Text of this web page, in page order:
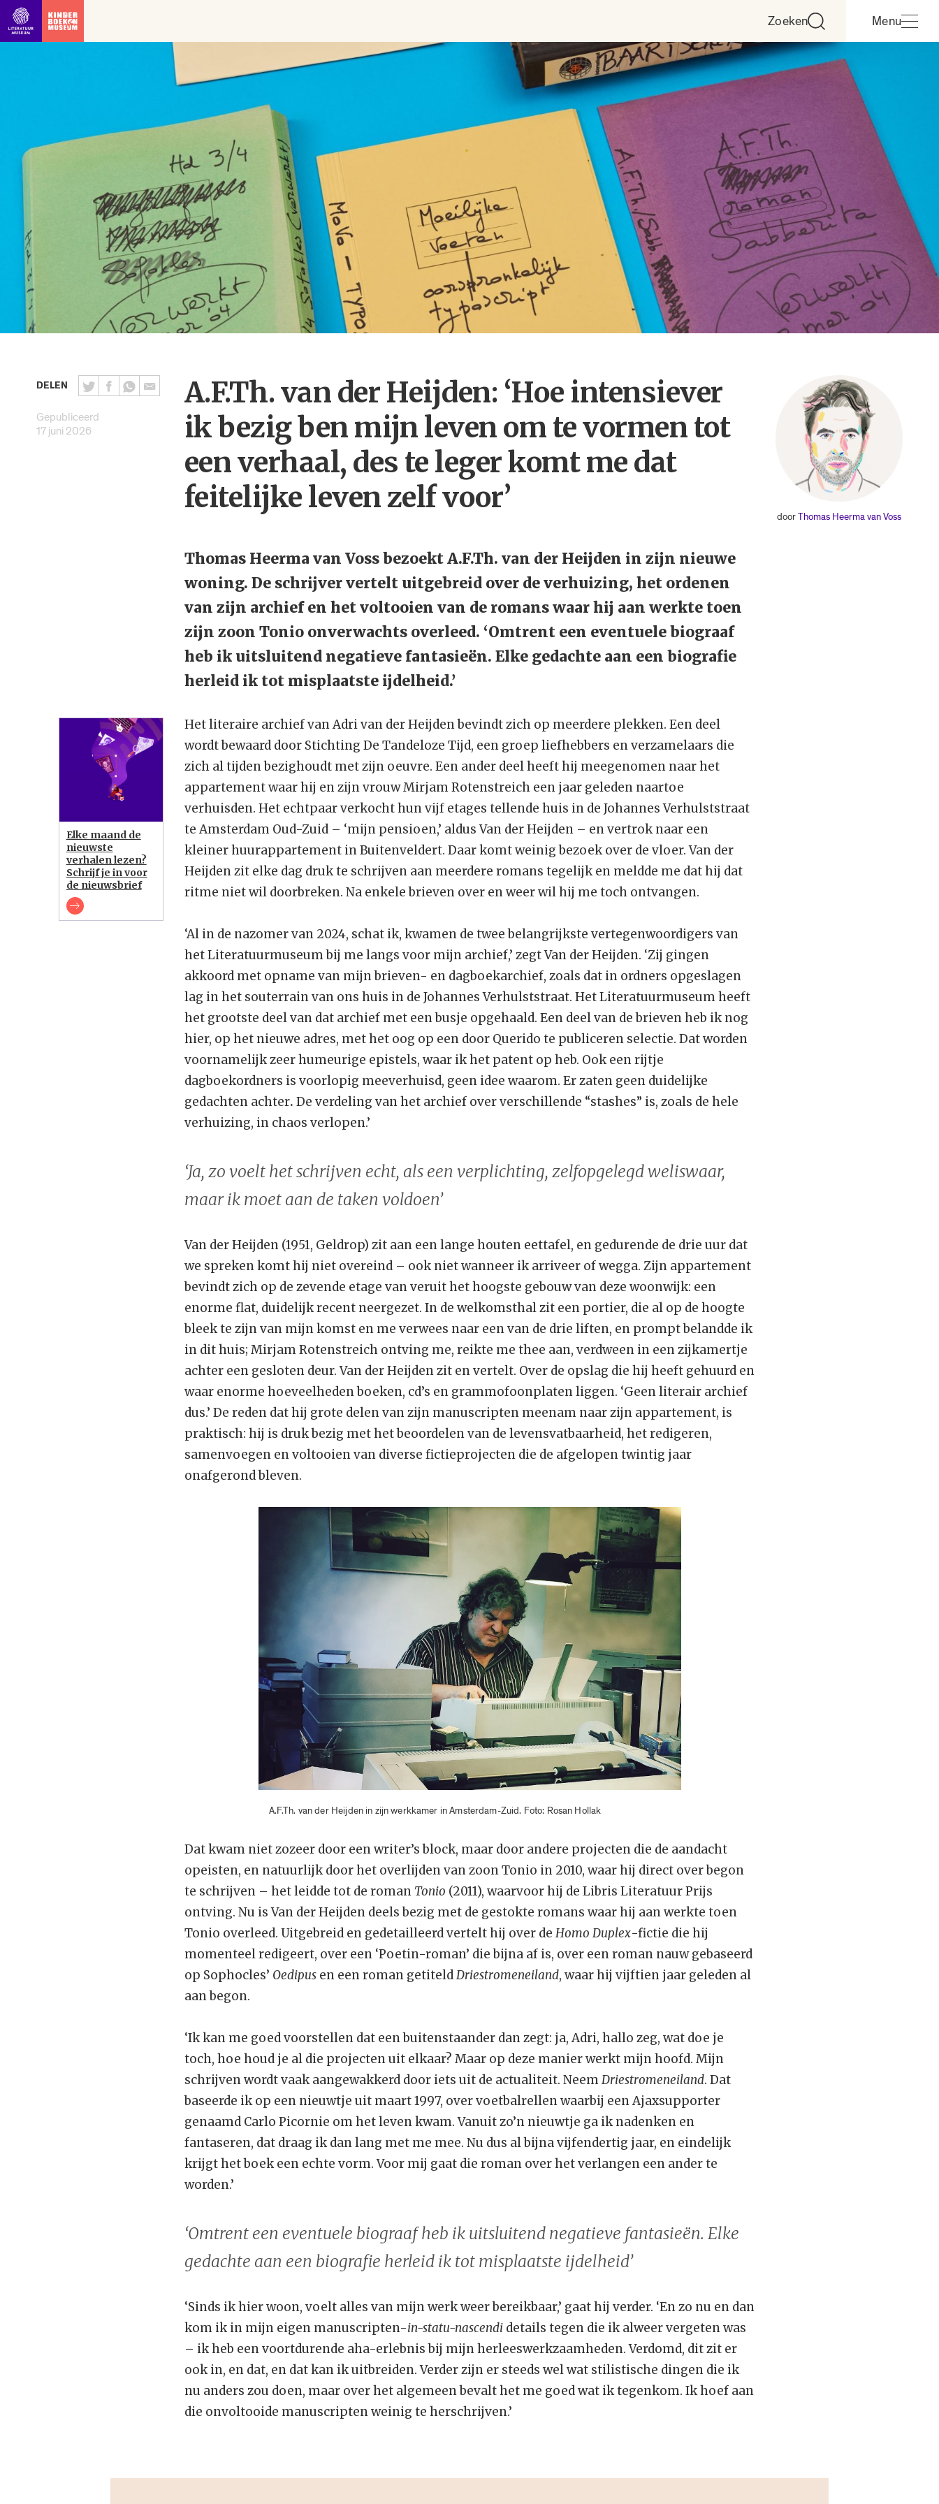
Ga direct naar inhoud Zoeken Menu
DELEN
Gepubliceerd
17 juni 2026
A.F.Th. van der Heijden: ‘Hoe intensiever
ik bezig ben mijn leven om te vormen tot
een verhaal, des te leger komt me dat
feitelijke leven zelf voor’
Thomas Heerma van Voss bezoekt A.F.Th. van der Heijden in zijn nieuwe
woning. De schrijver vertelt uitgebreid over de verhuizing, het ordenen
van zijn archief en het voltooien van de romans waar hij aan werkte toen
zijn zoon Tonio onverwachts overleed. ‘Omtrent een eventuele biograaf
heb ik uitsluitend negatieve fantasieën. Elke gedachte aan een biografie
herleid ik tot misplaatste ijdelheid.’
doorThomas Heerma van Voss
Elke maand de
nieuwste
verhalen lezen?
Schrijf je in voor
de nieuwsbrief
Het literaire archief van Adri van der Heijden bevindt zich op meerdere plekken. Een deel
wordt bewaard door Stichting De Tandeloze Tijd, een groep liefhebbers en verzamelaars die
zich al tijden bezighoudt met zijn oeuvre. Een ander deel heeft hij meegenomen naar het
appartement waar hij en zijn vrouw Mirjam Rotenstreich een jaar geleden naartoe
verhuisden. Het echtpaar verkocht hun vijf etages tellende huis in de Johannes Verhulststraat
te Amsterdam Oud-Zuid – ‘mijn pensioen,’ aldus Van der Heijden – en vertrok naar een
kleiner huurappartement in Buitenveldert. Daar komt weinig bezoek over de vloer. Van der
Heijden zit elke dag druk te schrijven aan meerdere romans tegelijk en meldde me dat hij dat
ritme niet wil doorbreken. Na enkele brieven over en weer wil hij me toch ontvangen.
‘Al in de nazomer van 2024, schat ik, kwamen de twee belangrijkste vertegenwoordigers van
het Literatuurmuseum bij me langs voor mijn archief,’ zegt Van der Heijden. ‘Zij gingen
akkoord met opname van mijn brieven- en dagboekarchief, zoals dat in ordners opgeslagen
lag in het souterrain van ons huis in de Johannes Verhulststraat. Het Literatuurmuseum heeft
het grootste deel van dat archief met een busje opgehaald. Een deel van de brieven heb ik nog
hier, op het nieuwe adres, met het oog op een door Querido te publiceren selectie. Dat worden
voornamelijk zeer humeurige epistels, waar ik het patent op heb. Ook een rijtje
dagboekordners is voorlopig meeverhuisd, geen idee waarom. Er zaten geen duidelijke
gedachten achter. De verdeling van het archief over verschillende “stashes” is, zoals de hele
verhuizing, in chaos verlopen.’
‘Ja, zo voelt het schrijven echt, als een verplichting, zelfopgelegd weliswaar,
maar ik moet aan de taken voldoen’
Van der Heijden (1951, Geldrop) zit aan een lange houten eettafel, en gedurende de drie uur dat
we spreken komt hij niet overeind – ook niet wanneer ik arriveer of wegga. Zijn appartement
bevindt zich op de zevende etage van veruit het hoogste gebouw van deze woonwijk: een
enorme flat, duidelijk recent neergezet. In de welkomsthal zit een portier, die al op de hoogte
bleek te zijn van mijn komst en me verwees naar een van de drie liften, en prompt belandde ik
in dit huis; Mirjam Rotenstreich ontving me, reikte me thee aan, verdween in een zijkamertje
achter een gesloten deur. Van der Heijden zit en vertelt. Over de opslag die hij heeft gehuurd en
waar enorme hoeveelheden boeken, cd’s en grammofoonplaten liggen. ‘Geen literair archief
dus.’ De reden dat hij grote delen van zijn manuscripten meenam naar zijn appartement, is
praktisch: hij is druk bezig met het beoordelen van de levensvatbaarheid, het redigeren,
samenvoegen en voltooien van diverse fictieprojecten die de afgelopen twintig jaar
onafgerond bleven.
A.F.Th. van der Heijden in zijn werkkamer in Amsterdam-Zuid. Foto: Rosan Hollak
Dat kwam niet zozeer door een writer’s block, maar door andere projecten die de aandacht
opeisten, en natuurlijk door het overlijden van zoon Tonio in 2010, waar hij direct over begon
te schrijven – het leidde tot de roman Tonio (2011), waarvoor hij de Libris Literatuur Prijs
ontving. Nu is Van der Heijden deels bezig met de gestokte romans waar hij aan werkte toen
Tonio overleed. Uitgebreid en gedetailleerd vertelt hij over de Homo Duplex-fictie die hij
momenteel redigeert, over een ‘Poetin-roman’ die bijna af is, over een roman nauw gebaseerd
op Sophocles’ Oedipusen een roman getiteldDriestromeneiland, waar hij vijftien jaar geleden al
aan begon.
‘Ik kan me goed voorstellen dat een buitenstaander dan zegt: ja, Adri, hallo zeg, wat doe je
toch, hoe houd je al die projecten uit elkaar? Maar op deze manier werkt mijn hoofd. Mijn
schrijven wordt vaak aangewakkerd door iets uit de actualiteit. NeemDriestromeneiland. Dat
baseerde ik op een nieuwtje uit maart 1997, over voetbalrellen waarbij een Ajaxsupporter
genaamd Carlo Picornie om het leven kwam. Vanuit zo’n nieuwtje ga ik nadenken en
fantaseren, dat draag ik dan lang met me mee. Nu dus al bijna vijfendertig jaar, en eindelijk
krijgt het boek een echte vorm. Voor mij gaat die roman over het verlangen een ander te
worden.’
‘Omtrent een eventuele biograaf heb ik uitsluitend negatieve fantasieën. Elke
gedachte aan een biografie herleid ik tot misplaatste ijdelheid’
‘Sinds ik hier woon, voelt alles van mijn werk weer bereikbaar,’ gaat hij verder. ‘En zo nu en dan
kom ik in mijn eigen manuscripten-in-statu-nascendidetails tegen die ik alweer vergeten was
– ik heb een voortdurende aha-erlebnis bij mijn herleeswerkzaamheden. Verdomd, dit zit er
ook in, en dat, en dat kan ik uitbreiden. Verder zijn er steeds wel wat stilistische dingen die ik
nu anders zou doen, maar over het algemeen bevalt het me goed wat ik tegenkom. Ik hoef aan
die onvoltooide manuscripten weinig te herschrijven.’